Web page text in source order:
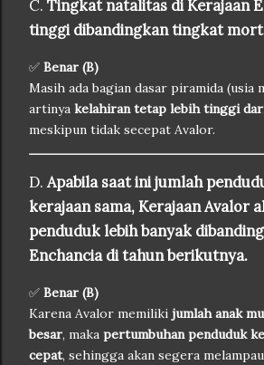
C. Tingkat natalitas di Kerajaan
tinggi dibandingkan tingkat
✅ Benar (B)
Masih ada bagian dasar piramida (usia
artinya kelahiran tetap lebih tinggi
meskipun tidak secepat Avalor.
D. Apabila saat ini jumlah
kerajaan sama, Kerajaan Avalor
penduduk lebih banyak
Enchancia di tahun berikutnya.
✅ Benar (B)
Karena Avalor memiliki jumlah anak
besar, maka pertumbuhan penduduk
cepat, sehingga akan segera